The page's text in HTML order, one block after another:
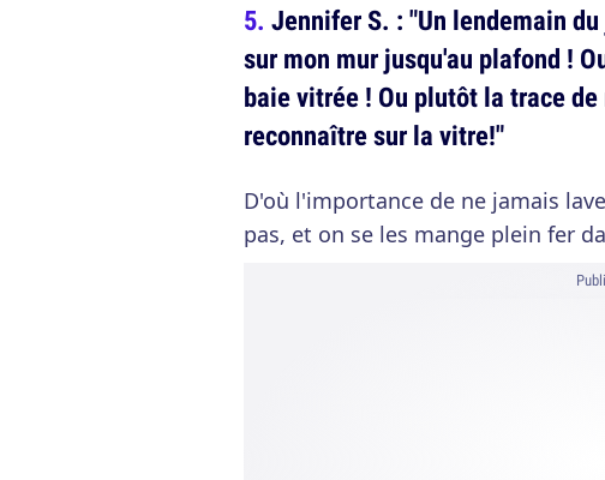
Jennifer S. : "Un lendemain
sur mon mur jusqu'au plafond !
baie vitrée ! Ou plutôt la trace
reconnaître sur la vitre!"
D'où l'importance de ne jamais
pas, et on se les mange plein fer